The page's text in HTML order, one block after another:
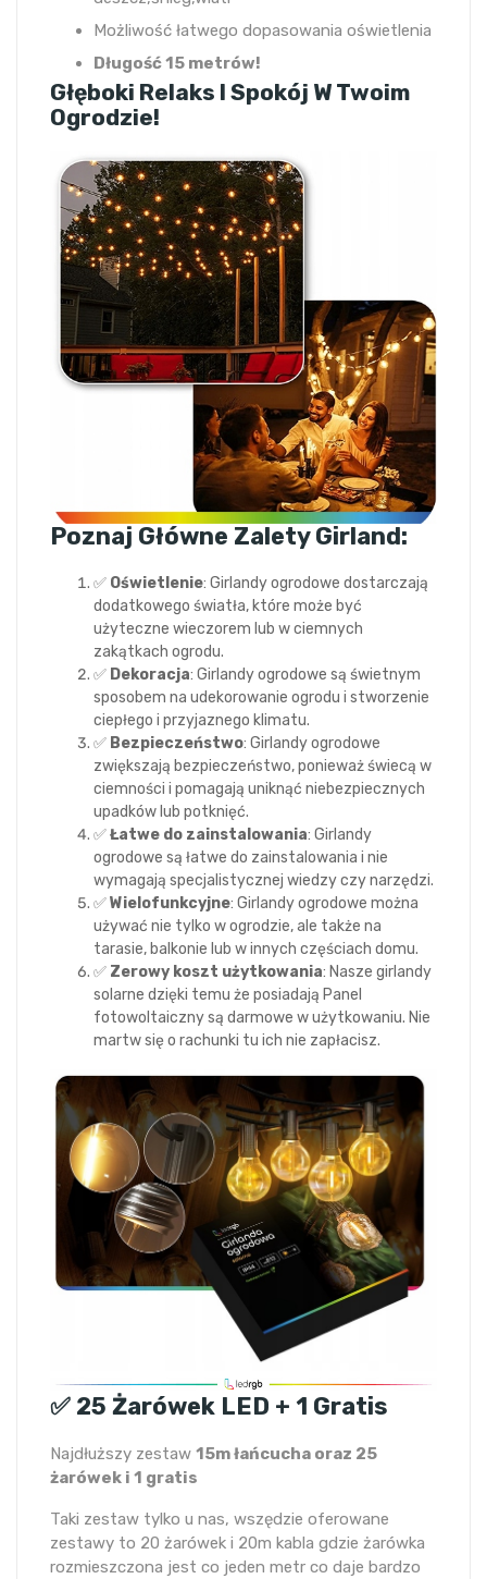
Możliwość łatwego dopasowania oświetlenia
Długość 15 metrów!
Głęboki Relaks I Spokój W Twoim
Ogrodzie!
Poznaj Główne Zalety Girland:
✅ Oświetlenie: Girlandy ogrodowe dostarczają
dodatkowego światła, które może być
użyteczne wieczorem lub w ciemnych
zakątkach ogrodu.
✅ Dekoracja: Girlandy ogrodowe są świetnym
sposobem na udekorowanie ogrodu i stworzenie
ciepłego i przyjaznego klimatu.
✅ Bezpieczeństwo: Girlandy ogrodowe
zwiększają bezpieczeństwo, ponieważ świecą w
ciemności i pomagają uniknąć niebezpiecznych
upadków lub potknięć.
✅Łatwe do zainstalowania: Girlandy
ogrodowe są łatwe do zainstalowania i nie
wymagają specjalistycznej wiedzy czy narzędzi.
✅Wielofunkcyjne: Girlandy ogrodowe można
używać nie tylko w ogrodzie, ale także na
tarasie, balkonie lub w innych częściach domu.
✅ Zerowy koszt użytkowania: Nasze girlandy
solarne dzięki temu że posiadają Panel
fotowoltaiczny są darmowe w użytkowaniu. Nie
martw się o rachunki tu ich nie zapłacisz.
✅ 25 Żarówek LED + 1 Gratis
Najdłuższy zestaw 15m łańcucha oraz 25
żarówek i 1 gratis
Taki zestaw tylko u nas, wszędzie oferowane
zestawy to 20 żarówek i 20m kabla gdzie żarówka
rozmieszczona jest co jeden metr co daje bardzo